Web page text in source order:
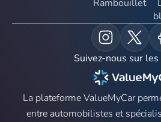
Rambouillet
Suivez-nous sur
La plateforme ValueMyCar
entre automobilistes et